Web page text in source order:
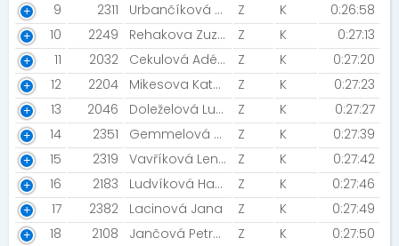
9
2311 Urbančíková Monika [Night Run Team] Z K
0:26:58
10
2249 Rehakova Zuzana Z K
0:27:13
11
2032 Cekulová Adéla [Night Run Team] Z K
0:27:20
12
2204 Mikesova Katerina Z K
0:27:23
13
2046 Doleželová Lucie Z K
0:27:27
14
2351 Gemmelová Jana Z K
0:27:39
15
2319 Vavříková Lenka Z K
0:27:42
16
2183 Ludvíková Hana [Želvíci] Z K
0:27:46
17
2382 Lacinová Jana Z K
0:27:49
18
2108 Jančová Petra [Night Run Team] Z K 0:27:50